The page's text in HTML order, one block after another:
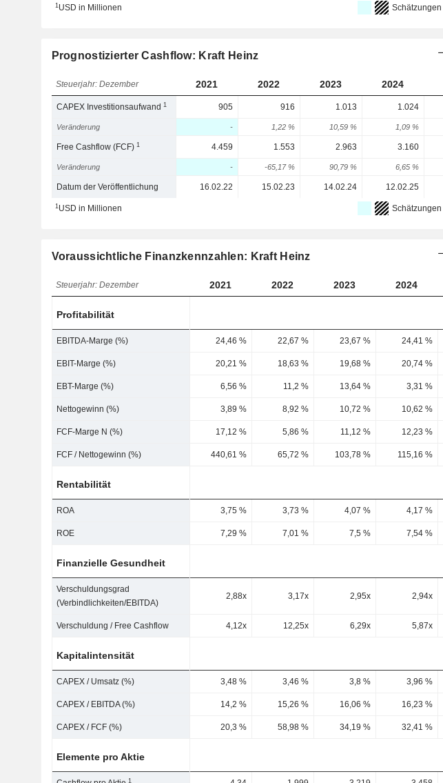
1USD in Millionen Schätzungen
Prognostizierter Cashflow: Kraft Heinz
Steuerjahr: Dezember 2021 2022 2023 2024
CAPEX Investitionsaufwand1 905 916 1.013 1.024
Veränderung - 1,22 % 10,59 % 1,09 %
Free Cashflow (FCF)1 4.459 1.553 2.963 3.160
Veränderung - -65,17 % 90,79 % 6,65 %
Datum der Veröffentlichung 16.02.22 15.02.23 14.02.24 12.02.25
1USD in Millionen Schätzungen
Voraussichtliche Finanzkennzahlen: Kraft Heinz
Steuerjahr: Dezember 2021 2022 2023 2024
Profitabilität
EBITDA-Marge (%) 24,46 % 22,67 % 23,67 % 24,41 %
EBIT-Marge (%) 20,21 % 18,63 % 19,68 % 20,74 %
EBT-Marge (%) 6,56 % 11,2 % 13,64 % 3,31 %
Nettogewinn (%) 3,89 % 8,92 % 10,72 % 10,62 %
FCF-Marge N (%) 17,12 % 5,86 % 11,12 % 12,23 %
FCF / Nettogewinn (%) 440,61 % 65,72 % 103,78 % 115,16 %
Rentabilität
ROA 3,75 % 3,73 % 4,07 % 4,17 %
ROE 7,29 % 7,01 % 7,5 % 7,54 %
Finanzielle Gesundheit
Verschuldungsgrad
(Verbindlichkeiten/EBITDA)
2,88x 3,17x 2,95x 2,94x
Verschuldung / Free Cashflow 4,12x 12,25x 6,29x 5,87x
Kapitalintensität
CAPEX / Umsatz (%) 3,48 % 3,46 % 3,8 % 3,96 %
CAPEX / EBITDA (%) 14,2 % 15,26 % 16,06 % 16,23 %
CAPEX / FCF (%) 20,3 % 58,98 % 34,19 % 32,41 %
Elemente pro Aktie
1